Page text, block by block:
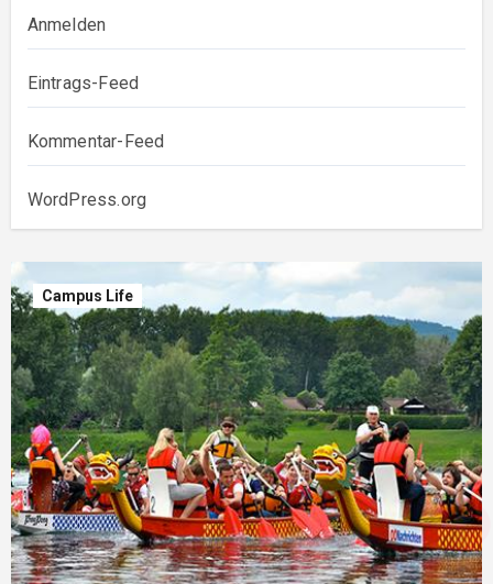
Anmelden
Eintrags-Feed
Kommentar-Feed
WordPress.org
Campus Life